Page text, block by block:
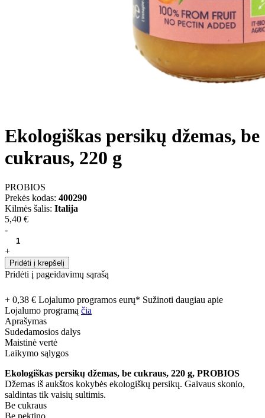
Ekologiškas persikų džemas, be
cukraus, 220 g
PROBIOS
Prekės kodas: 400290
Kilmės šalis: Italija
5,40 €
-
+
Pridėti į krepšelį
Pridėti į pageidavimų sąrašą
+ 0,38 € Lojalumo programos eurų* Sužinoti daugiau apie
Lojalumo programą čia
Aprašymas
Sudedamosios dalys
Maistinė vertė
Laikymo sąlygos
Ekologiškas persikų džemas, be cukraus, 220 g, PROBIOS
Džemas iš aukštos kokybės ekologiškų persikų. Gaivaus skonio,
saldintas tik vaisių sultimis.
Be cukraus
Be pektino